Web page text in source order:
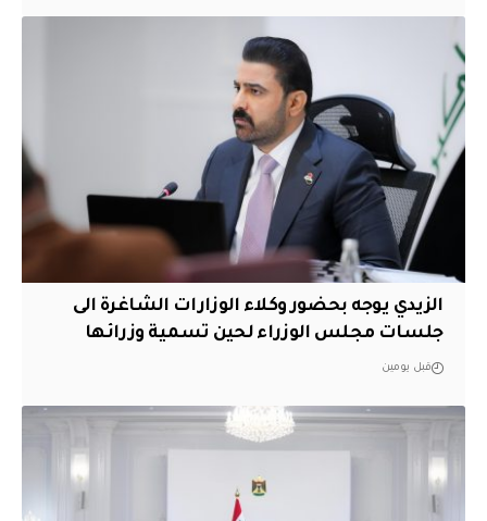
الزيدي يوجه بحضور وكلاء الوزارات الشاغرة الى
جلسات مجلس الوزراء لحين تسمية وزرائها
قبل يومين